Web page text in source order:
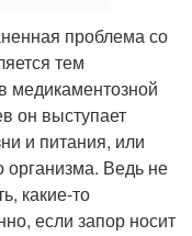
проблема со
тем
медикаментозной
он выступает
и питания, или
организма. Ведь не
какие-то
если запор носит